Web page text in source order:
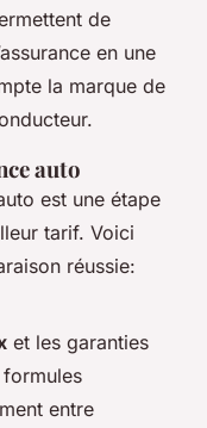
de
en une
la marque de
auto
est une étape
tarif. Voici
réussie:
et les garanties
entre